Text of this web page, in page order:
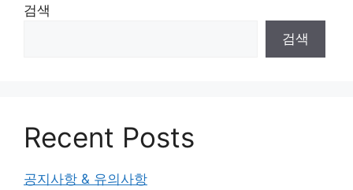
검색
검색
Recent Posts
공지사항 & 유의사항